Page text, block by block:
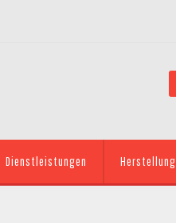
Dienstleistungen Herstellung